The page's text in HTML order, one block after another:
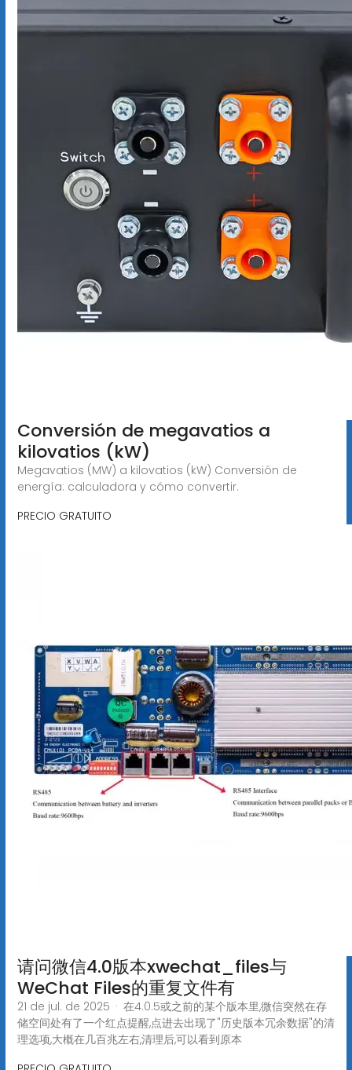
Conversión de megavatios a
kilovatios (kW)
Megavatios (MW) a kilovatios (kW) Conversión de
energía: calculadora y cómo convertir.
PRECIO GRATUITO
请问微信4.0版本xwechat_files与
WeChat Files的重复文件有
21 de jul. de 2025 · 在4.0.5或之前的某个版本里,微信突然在存
储空间处有了一个红点提醒,点进去出现了"历史版本冗余数据"的清
理选项,大概在几百兆左右,清理后,可以看到原本